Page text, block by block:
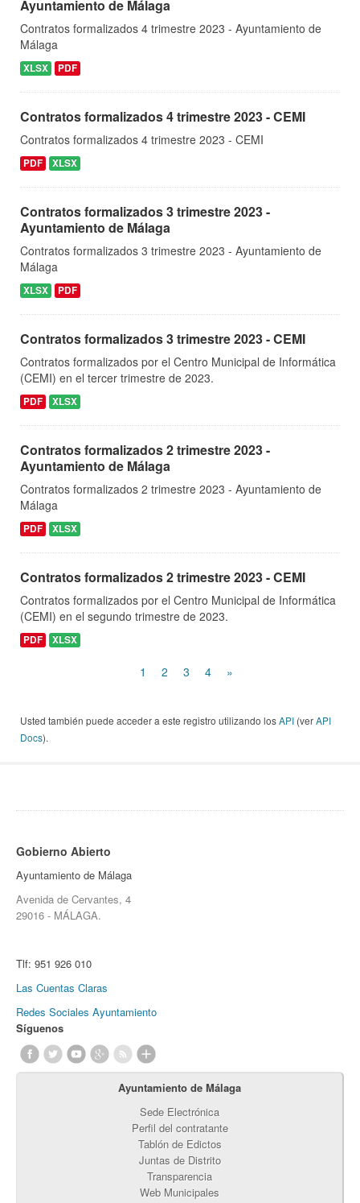
Ayuntamiento de Málaga
Contratos formalizados 4 trimestre 2023 - Ayuntamiento de
Málaga
XLSX PDF
Contratos formalizados 4 trimestre 2023 - CEMI
Contratos formalizados 4 trimestre 2023 - CEMI
PDF XLSX
Contratos formalizados 3 trimestre 2023 -
Ayuntamiento de Málaga
Contratos formalizados 3 trimestre 2023 - Ayuntamiento de
Málaga
XLSX PDF
Contratos formalizados 3 trimestre 2023 - CEMI
Contratos formalizados por el Centro Municipal de Informática
(CEMI) en el tercer trimestre de 2023.
PDF XLSX
Contratos formalizados 2 trimestre 2023 -
Ayuntamiento de Málaga
Contratos formalizados 2 trimestre 2023 - Ayuntamiento de
Málaga
PDF XLSX
Contratos formalizados 2 trimestre 2023 - CEMI
Contratos formalizados por el Centro Municipal de Informática
(CEMI) en el segundo trimestre de 2023.
PDF XLSX
1 2 3 4 »
Usted también puede acceder a este registro utilizando losAPI (verAPI
Docs).
Gobierno Abierto
Ayuntamiento de Málaga
Avenida de Cervantes, 4
29016 - MÁLAGA.
Tlf: 951 926 010
Las Cuentas Claras
Redes Sociales Ayuntamiento
Síguenos
Ayuntamiento de Málaga
Sede Electrónica
Perfil del contratante
Tablón de Edictos
Juntas de Distrito
Transparencia
Web Municipales